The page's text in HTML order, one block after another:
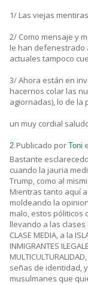
1/ Las viejas
2/ Como mensaje y
le han defenestrado
actuales tampoco
3/ Ahora están en
hacernos colar las
agiornadas), lo de la
un muy cordial
2.Publicado por Toni
Bastante
cuando la jauria
Trump, como al
Mientras tanto aquí a
moldeando la opinion
malo, estos póliticos
llevando a las
CLASE MEDIA, a la
INMIGRANTES
señas de identidad,
musulmanes que